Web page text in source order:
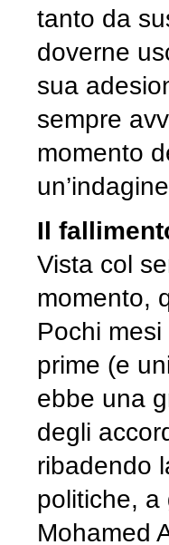
tanto da
doverne
sua
sempre
momento
Il
Vista col
momento,
Pochi
prime (e
ebbe una
degli
ribadendo
politiche, a
Mohamed